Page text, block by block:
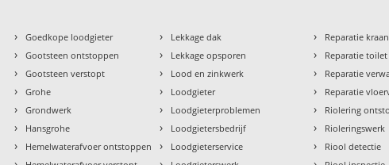
› Goedkope loodgieter
› Gootsteen ontstoppen
› Gootsteen verstopt
› Grohe
› Grondwerk
› Hansgrohe
› Hemelwaterafvoer ontstoppen
› Lekkage dak
› Lekkage opsporen
› Lood en zinkwerk
› Loodgieter
› Loodgieterproblemen
› Loodgietersbedrijf
› Loodgieterservice
› Reparatie kraan
› Reparatie toilet
› Reparatie
› Reparatie
› Riolering
› Rioleringswerk
› Riool detectie